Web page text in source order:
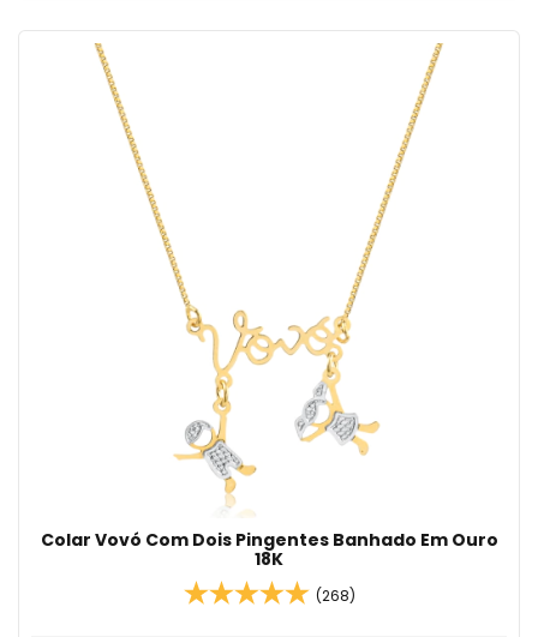
Colar Vovó Com Dois Pingentes Banhado Em Ouro
18K
(268)